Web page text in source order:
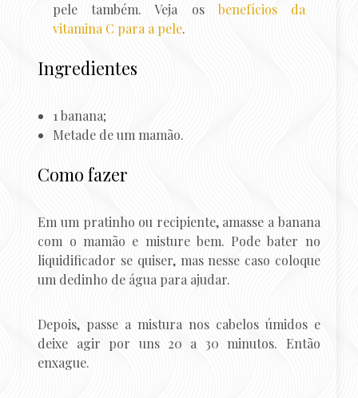
pele também. Veja os benefícios da
vitamina C para a pele.
Ingredientes
1 banana;
Metade de um mamão.
Como fazer
Em um pratinho ou recipiente, amasse a banana
com o mamão e misture bem. Pode bater no
liquidificador se quiser, mas nesse caso coloque
um dedinho de água para ajudar.
Depois, passe a mistura nos cabelos úmidos e
deixe agir por uns 20 a 30 minutos. Então
enxague.